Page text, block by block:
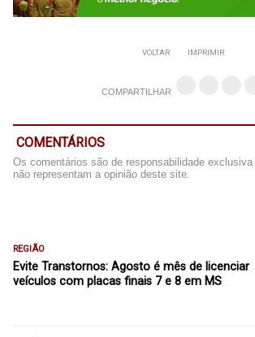
VOLTAR IMPRIMIR
COMPARTILHAR
COMENTÁRIOS
Os comentários são de responsabilidade
não representam a opinião deste site.
REGIÃO
Evite Transtornos: Agosto é mês de licenciar
veículos com placas finais 7 e 8 em MS